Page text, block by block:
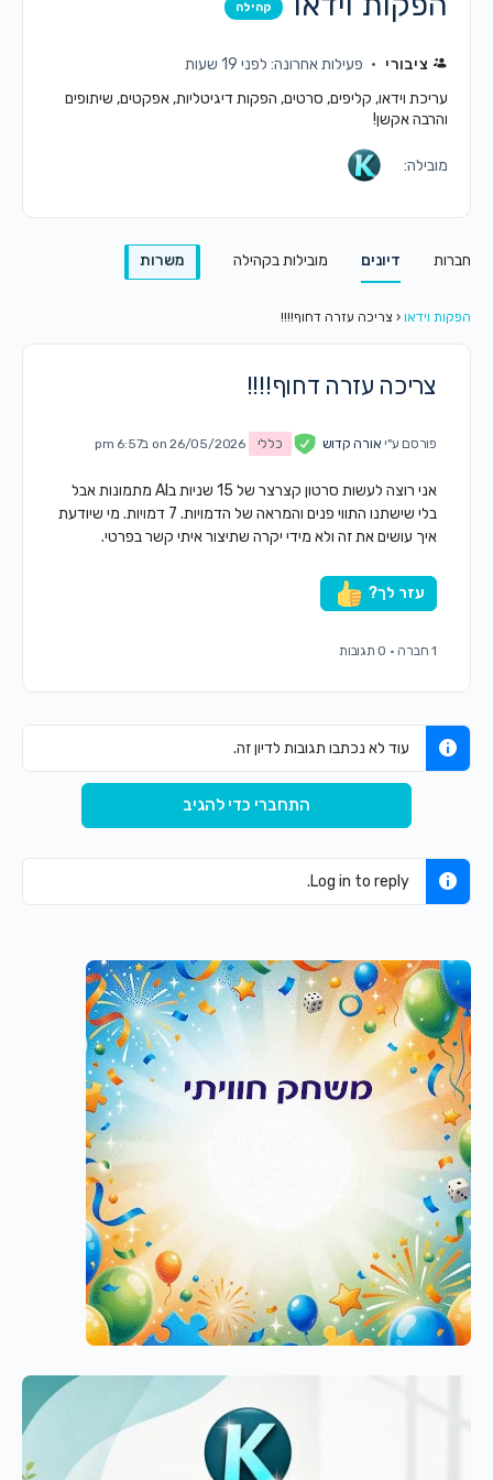
קהילה
ציבורי
פעילות אחרונה: לפני 19 שעות
עריכת וידאו, קליפים, סרטים, הפקות דיגיטליות, אפקטים, שיתופים
והרבה אקשן!
מובילה:
חברות דיונים מובילות בקהילה משרות
הפקות וידאו ‹ צריכה עזרה דחוף!!!!
צריכה עזרה דחוף!!!!
פורסם ע"יאורה קדוש כללי on 26/05/2026 ב6:57 pm
אני רוצה לעשות סרטון קצרצר של 15 שניות בAI מתמונות אבל
בלי שישתנו התווי פנים והמראה של הדמויות. 7 דמויות. מי שיודעת
איך עושים את זה ולא מידי יקרה שתיצור איתי קשר בפרטי.
עזר לך?
· 0 תגובות
עוד לא נכתבו תגובות לדיון זה.
התחברי כדי להגיב
Log in to reply.